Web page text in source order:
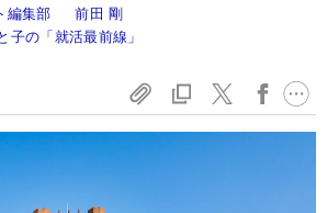
編集部
前田 剛
子の「就活最前線」